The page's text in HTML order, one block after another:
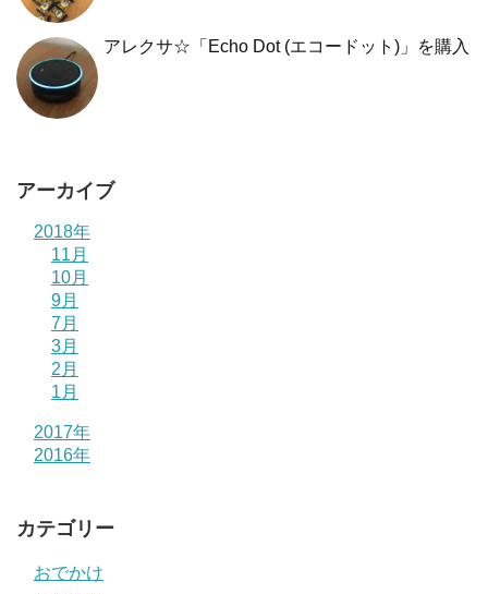
アレクサ☆「Echo Dot (エコードット)」を購入
アーカイブ
2018年
11月
10月
9月
7月
3月
2月
1月
2017年
2016年
カテゴリー
おでかけ